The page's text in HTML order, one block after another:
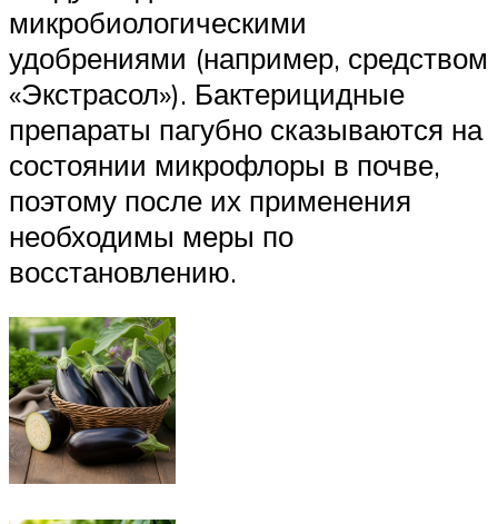
микробиологическими
удобрениями (например, средством
«Экстрасол»). Бактерицидные
препараты пагубно сказываются на
состоянии микрофлоры в почве,
поэтому после их применения
необходимы меры по
восстановлению.